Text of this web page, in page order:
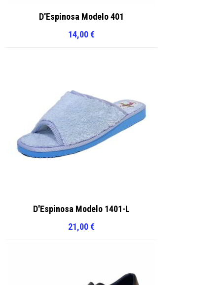
D'Espinosa Modelo 401
14,00€
D'Espinosa Modelo 1401-L
21,00€